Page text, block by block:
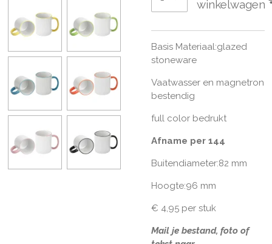
winkelwagen
Basis Materiaal:glazed
stoneware
Vaatwasser en magnetron
bestendig
full color bedrukt
Afname per 144
Buitendiameter:82 mm
Hoogte:96 mm
€ 4,95 per stuk
Mail je bestand, foto of